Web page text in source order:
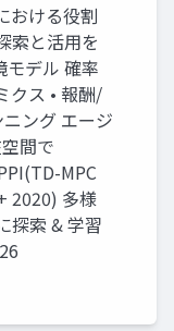
おける役割
索と活用を
モデル 確率
クス • 報酬/
ング エージ
間で
MPC
2020) 多様
探索 & 学習